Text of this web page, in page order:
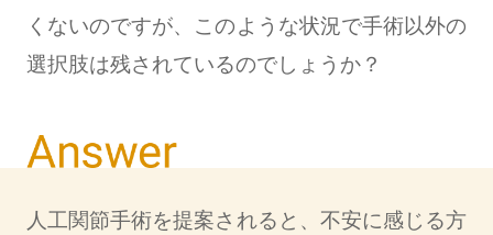
くないのですが、このような状況で手術以外の
選択肢は残されているのでしょうか？
人工関節手術を提案されると、不安に感じる方